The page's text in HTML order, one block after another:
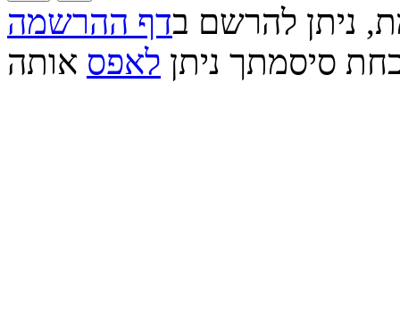
ניתן להרשם בדף ההרשמה
סיסמתך ניתן לאפס אותה